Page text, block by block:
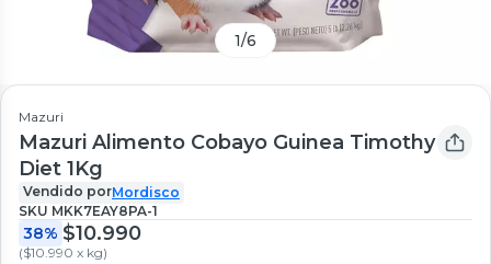
1/6
Mazuri
Mazuri Alimento Cobayo Guinea Timothy
Diet 1Kg
Vendido porMordisco
SKU MKK7EAY8PA-1
38% $10.990
($10.990 x kg)